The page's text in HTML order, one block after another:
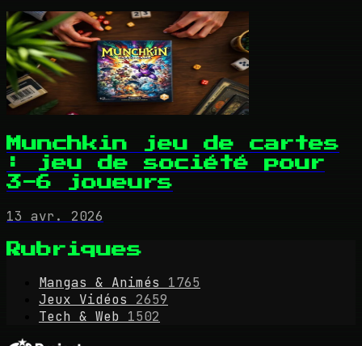
Munchkin jeu de cartes
: jeu de société pour
3-6 joueurs
13 avr. 2026
Rubriques
Mangas & Animés
1765
Jeux Vidéos
2659
Tech & Web 1502